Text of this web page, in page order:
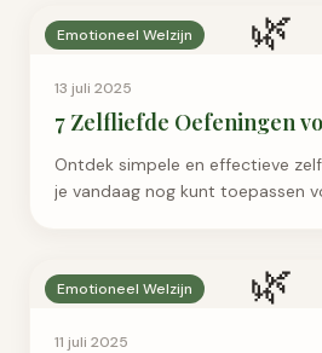
🌿
Emotioneel Welzijn
13 juli 2025
7 Zelfliefde Oefeningen
Ontdek simpele en effectieve
je vandaag nog kunt toepassen
🌿
Emotioneel Welzijn
11 juli 2025